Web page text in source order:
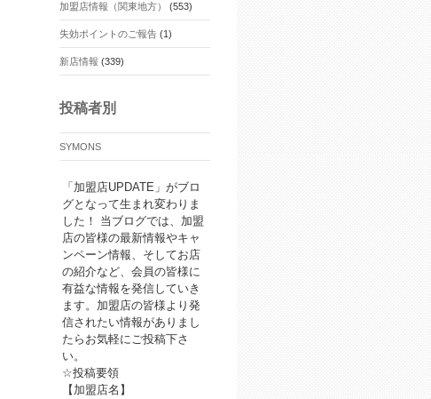
加盟店情報（関東地方） (553)
失効ポイントのご報告(1)
新店情報 (339)
投稿者別
SYMONS
「加盟店UPDATE」がブロ
グとなって生まれ変わりま
した！ 当ブログでは、加盟
店の皆様の最新情報やキャ
ンペーン情報、そしてお店
の紹介など、会員の皆様に
有益な情報を発信していき
ます。加盟店の皆様より発
信されたい情報がありまし
たらお気軽にご投稿下さ
い。
☆投稿要領
【加盟店名】